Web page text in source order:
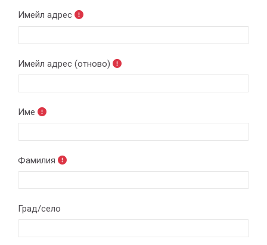
Имейл адрес
Имейл адрес (отново)
Име
Фамилия
Град/село